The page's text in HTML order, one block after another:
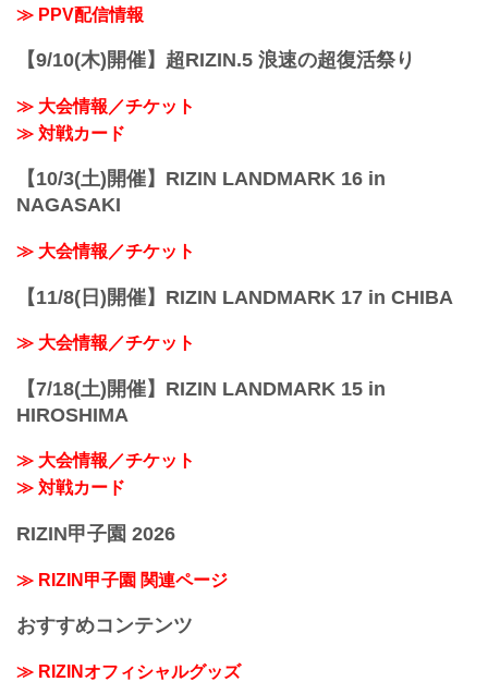
≫ PPV配信情報
【9/10(木)開催】超RIZIN.5 浪速の超復活祭り
≫ 大会情報／チケット
≫ 対戦カード
【10/3(土)開催】RIZIN LANDMARK 16 in
NAGASAKI
≫ 大会情報／チケット
【11/8(日)開催】RIZIN LANDMARK 17 in CHIBA
≫ 大会情報／チケット
【7/18(土)開催】RIZIN LANDMARK 15 in
HIROSHIMA
≫ 大会情報／チケット
≫ 対戦カード
RIZIN甲子園 2026
≫ RIZIN甲子園 関連ページ
おすすめコンテンツ
≫ RIZINオフィシャルグッズ